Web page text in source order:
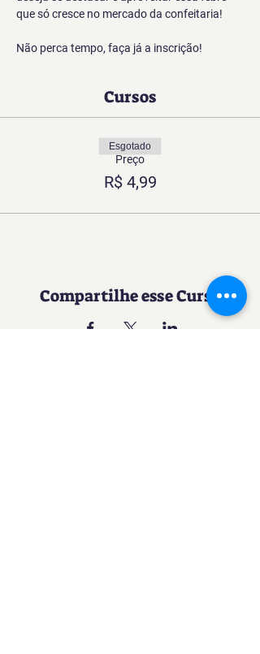
que só cresce no mercado da confeitaria!
Não perca tempo, faça já a inscrição!
Cursos
Preço
R$ 4,99
Esgotado
Compartilhe esse Curso